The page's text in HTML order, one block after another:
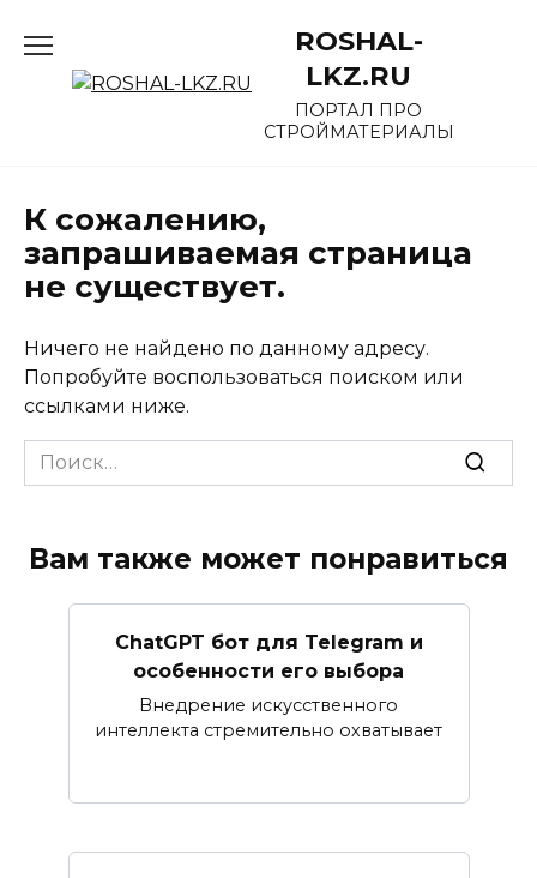
содержанию
ROSHAL-
LKZ.RU
ПОРТАЛ ПРО
СТРОЙМАТЕРИАЛЫ
К сожалению,
запрашиваемая страница
не существует.
Ничего не найдено по данному адресу.
Попробуйте воспользоваться поиском или
ссылками ниже.
Search
for:
Вам также может понравиться
ChatGPT бот для Telegram и
особенности его выбора
Внедрение искусственного
интеллекта стремительно охватывает